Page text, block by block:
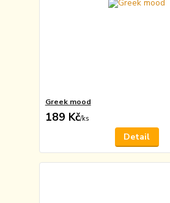
Greek mood
189 Kč/ks
Detail